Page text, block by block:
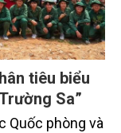
tiêu biểu
Sa”
Quốc phòng và